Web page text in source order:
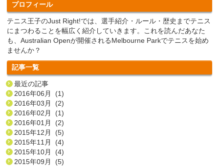
プロフィール
テニス王子のJust Right!では、選手紹介・ルール・歴史までテニス
にまつわることを幅広く紹介していきます。これを読んだあなた
も、Australian Openが開催されるMelbourne Parkでテニスを始め
ませんか？
記事一覧
最近の記事
2016年06月 (1)
2016年03月 (2)
2016年02月 (1)
2016年01月 (2)
2015年12月 (5)
2015年11月 (4)
2015年10月 (4)
2015年09月 (5)